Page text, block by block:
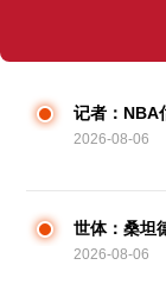
记者：NBA
2026-08-06
世体：桑坦
2026-08-06